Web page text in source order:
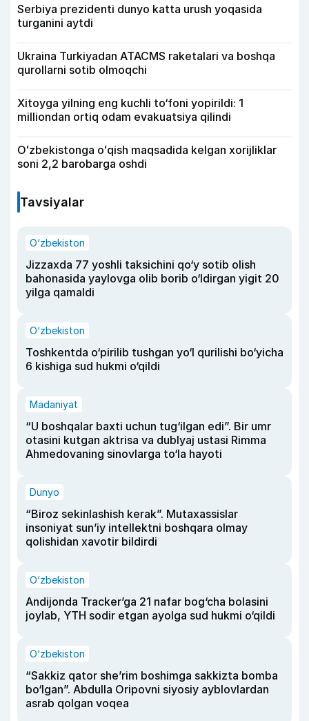
Serbiya prezidenti dunyo katta urush yoqasida
turganini aytdi
Ukraina Turkiyadan ATACMS raketalari va boshqa
qurollarni sotib olmoqchi
Xitoyga yilning eng kuchli to‘foni yopirildi: 1
milliondan ortiq odam evakuatsiya qilindi
Oʻzbekistonga oʻqish maqsadida kelgan xorijliklar
soni 2,2 barobarga oshdi
Tavsiyalar
O‘zbekiston
Jizzaxda 77 yoshli taksichini qo‘y sotib olish
bahonasida yaylovga olib borib o‘ldirgan yigit 20
yilga qamaldi
O‘zbekiston
Toshkentda o‘pirilib tushgan yo‘l qurilishi bo‘yicha
6 kishiga sud hukmi o‘qildi
Madaniyat
“U boshqalar baxti uchun tug‘ilgan edi”. Bir umr
otasini kutgan aktrisa va dublyaj ustasi Rimma
Ahmedovaning sinovlarga to‘la hayoti
Dunyo
“Biroz sekinlashish kerak”. Mutaxassislar
insoniyat sun’iy intellektni boshqara olmay
qolishidan xavotir bildirdi
O‘zbekiston
Andijonda Tracker’ga 21 nafar bog‘cha bolasini
joylab, YTH sodir etgan ayolga sud hukmi o‘qildi
O‘zbekiston
“Sakkiz qator she’rim boshimga sakkizta bomba
bo‘lgan”. Abdulla Oripovni siyosiy ayblovlardan
asrab qolgan voqea